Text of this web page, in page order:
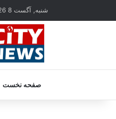
شنبه, آگست 8 2026
صفحه نخست